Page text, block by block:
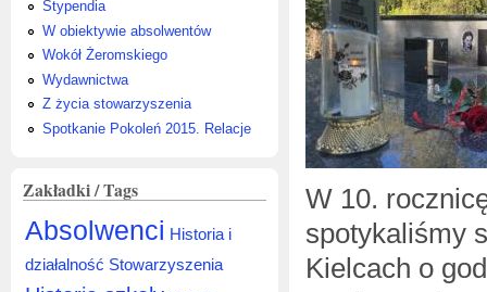
Stypendia
W obiektywie absolwentów
Wokół Żeromskiego
Wydawnictwa
Z życia stowarzyszenia
Spotkanie Pokoleń 2015. Relacje
Zakładki / Tags
Absolwenci Historia i
działalność Stowarzyszenia
W 10.
spotykaliśmy
Kielcach o